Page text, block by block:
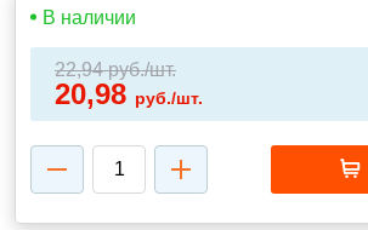
В наличии
22,94руб./шт.
20,98 руб./шт.